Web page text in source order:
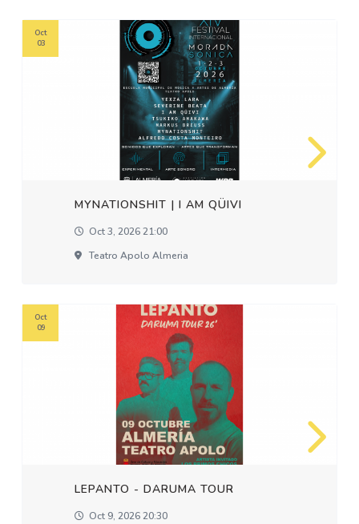
MYNATIONSHIT | I AM QÜIVI
Oct 3, 2026 21:00
Teatro Apolo Almeria
Oct
03
LEPANTO - DARUMA TOUR
Oct 9, 2026 20:30
Oct
09